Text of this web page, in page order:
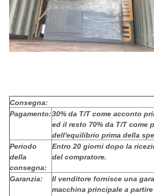
Consegna:
Pagamento:30% da T/T come acconto
ed il resto 70% da T/T come
dell'equilibrio prima della
Periodo
della
consegna:
Entro 20 giorni dopo la
del compratore.
Garanzia:
Il venditore fornisce una
macchina principale a